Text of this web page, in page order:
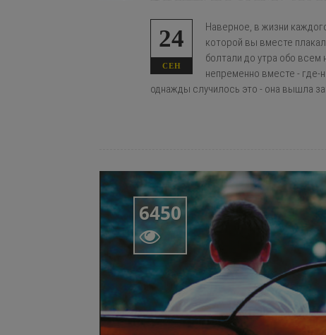
24
СЕН
Наверное, в жизни
которой вы вместе
болтали до утра обо всем
непременно вместе - где-
однажды случилось это - она вышла
6450
